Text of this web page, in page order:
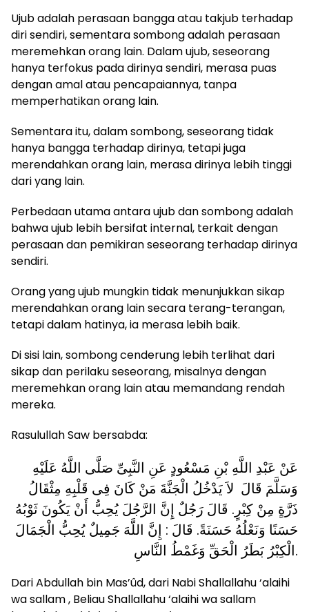
Ujub adalah perasaan bangga atau takjub terhadap
diri sendiri, sementara sombong adalah perasaan
meremehkan orang lain. Dalam ujub, seseorang
hanya terfokus pada dirinya sendiri, merasa puas
dengan amal atau pencapaiannya, tanpa
memperhatikan orang lain.
Sementara itu, dalam sombong, seseorang tidak
hanya bangga terhadap dirinya, tetapi juga
merendahkan orang lain, merasa dirinya lebih tinggi
dari yang lain.
Perbedaan utama antara ujub dan sombong adalah
bahwa ujub lebih bersifat internal, terkait dengan
perasaan dan pemikiran seseorang terhadap dirinya
sendiri.
Orang yang ujub mungkin tidak menunjukkan sikap
merendahkan orang lain secara terang-terangan,
tetapi dalam hatinya, ia merasa lebih baik.
Di sisi lain, sombong cenderung lebih terlihat dari
sikap dan perilaku seseorang, misalnya dengan
meremehkan orang lain atau memandang rendah
mereka.
Rasulullah Saw bersabda:
عَنْ عَبْدِ اللَّهِ بْنِ مَسْعُودٍ عَنِ النَّبِىِّ صَلَّى اللَّهُ عَلَيْهِ
وَسَلَّمَ قَالَ لاَ يَدْخُلُ الْجَنَّةَ مَنْ كَانَ فِى قَلْبِهِ مِثْقَالُ
ذَرَّةٍ مِنْ كِبْرٍ. قَالَ رَجُلٌ إِنَّ الرَّجُلَ يُحِبُّ أَنْ يَكُونَ ثَوْبُهُ
حَسَنًا وَنَعْلُهُ حَسَنَةً. قَالَ : إِنَّ اللَّهَ جَمِيلٌ يُحِبُّ الْجَمَالَ
الْكِبْرُ بَطَرُ الْحَقِّ وَغَمْطُ النَّاسِ.
Dari Abdullah bin Mas’ûd, dari Nabi Shallallahu ‘alaihi
wa sallam , Beliau Shallallahu ‘alaihi wa sallam